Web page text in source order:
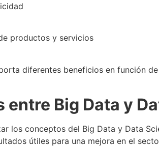
productos y servicios
diferentes beneficios en función
entre Big Data y
los conceptos del Big Data y Data
útiles para una mejora en el